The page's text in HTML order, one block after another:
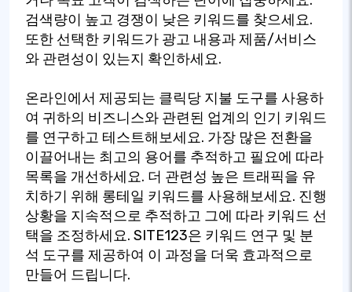
검색량이 높고 경쟁이 낮은 키워드를 찾으세요.
또한 선택한 키워드가 광고 내용과 제품/서비스
와 관련성이 있는지 확인하세요.
온라인에서 제공되는 클릭당 지불 도구를 사용하
여 귀하의 비즈니스와 관련된 업계의 인기 키워드
를 연구하고 테스트해보세요. 가장 많은 전환을
이끌어내는 최고의 용어를 추적하고 필요에 따라
목록을 개선하세요. 더 관련성 높은 트래픽을 유
치하기 위해 롱테일 키워드를 사용해보세요. 진행
상황을 지속적으로 추적하고 그에 따라 키워드 선
택을 조정하세요. SITE123은 키워드 연구 및 분
석 도구를 제공하여 이 과정을 더욱 효과적으로
만들어 드립니다.